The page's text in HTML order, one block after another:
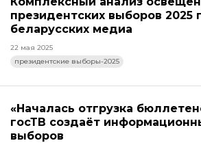
президентских выборов 2025
беларусских медиа
22 мая 2025
президентские выборы-2025
«Началась отгрузка
госТВ создаёт
выборов